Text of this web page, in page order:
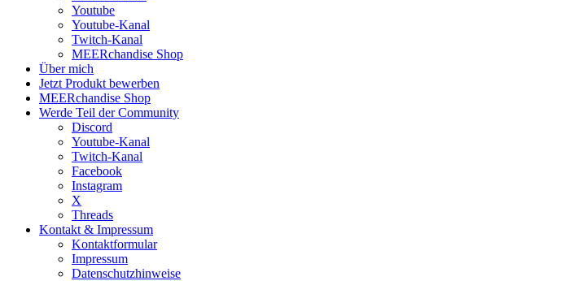
Youtube
Youtube-Kanal
Twitch-Kanal
MEERchandise Shop
Über mich
Jetzt Produkt bewerben
MEERchandise Shop
Werde Teil der Community
Discord
Youtube-Kanal
Twitch-Kanal
Facebook
Instagram
X
Threads
Kontakt & Impressum
Kontaktformular
Impressum
Datenschutzhinweise